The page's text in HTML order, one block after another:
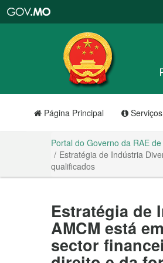
RAE
de
Macau
Página Principal
Portal do Governo da RAE
Estratégia de Indústria
qualificados
Estratégia de
AMCM está
sector